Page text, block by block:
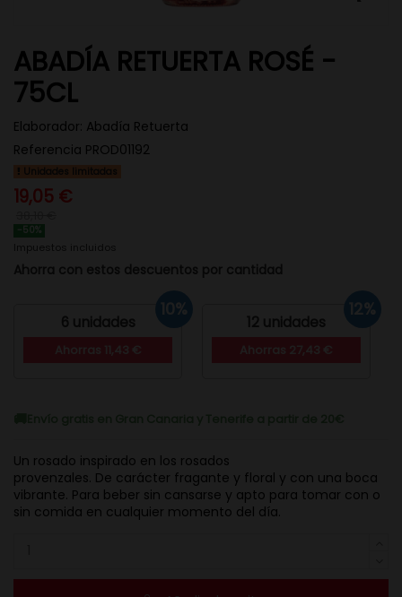
ABADÍA RETUERTA ROSÉ -
75CL
Elaborador: Abadía Retuerta
Referencia PROD01192
Unidades limitadas
19,05 €
-50%
Impuestos incluidos
Ahorra con estos descuentos por cantidad
6 unidades
10%
12 unidades
12%
Un rosado inspirado en los rosados
provenzales. De carácter fragante y floral y con una boca
vibrante. Para beber sin cansarse y apto para tomar con o
sin comida en cualquier momento del día.